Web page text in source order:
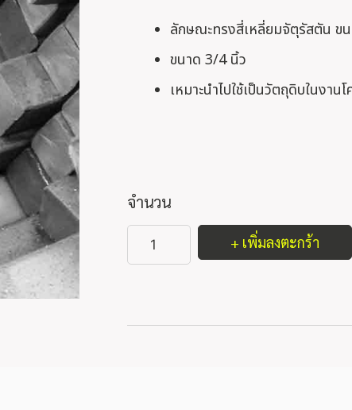
ลักษณะทรงสี่เหลี่ยมจัตุรัสตัน ข
ขนาด 3/4 นิ้ว
เหมาะนำไปใช้เป็นวัตถุดิบในงาน
จำนวน
+ เพิ่มลงตะกร้า